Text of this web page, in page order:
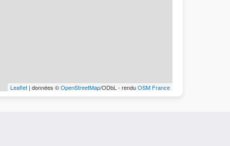
Leaflet | données ©OpenStreetMap/ODbL - renduOSM France